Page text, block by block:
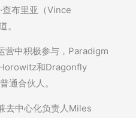
查布里亚（Vince
。
营中积极参与，Paradigm
和Dragonfly
通合伙人。
去中心化负责人Miles